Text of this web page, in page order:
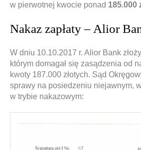
w pierwotnej kwocie ponad 185.000
Nakaz zapłaty – Alior
W dniu 10.10.2017 r. Alior Bank
którym domagał się zasądzenia od
kwoty 187.000 złotych. Sąd
sprawy na posiedzeniu niejawnym,
w trybie nakazowym: